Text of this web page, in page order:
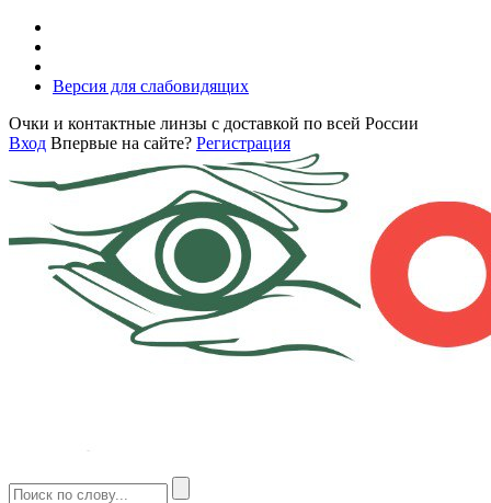
Версия для слабовидящих
Очки и контактные линзы с доставкой по всей России
Вход Впервые на сайте? Регистрация